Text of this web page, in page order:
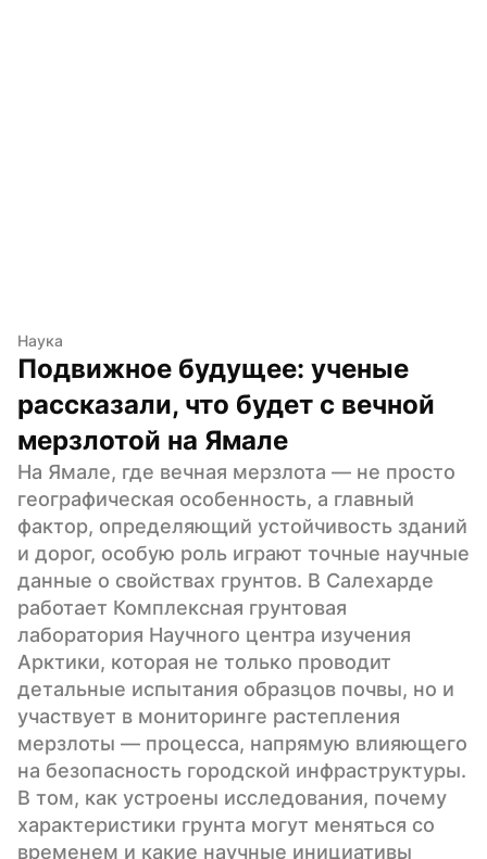
Наука
Подвижное будущее: ученые
рассказали, что будет с вечной
мерзлотой на Ямале
На Ямале, где вечная мерзлота — не просто
географическая особенность, а главный
фактор, определяющий устойчивость зданий
и дорог, особую роль играют точные научные
данные о свойствах грунтов. В Салехарде
работает Комплексная грунтовая
лаборатория Научного центра изучения
Арктики, которая не только проводит
детальные испытания образцов почвы, но и
участвует в мониторинге растепления
мерзлоты — процесса, напрямую влияющего
на безопасность городской инфраструктуры.
В том, как устроены исследования, почему
характеристики грунта могут меняться со
временем и какие научные инициативы